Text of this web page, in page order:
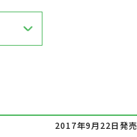
2017年9月22日発売